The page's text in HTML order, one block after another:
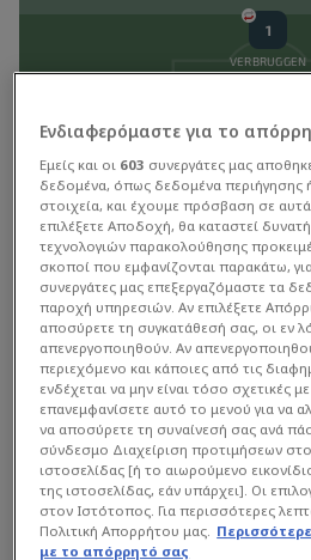
Dostonbek Khamdamov
Γκολ ( 1 : 0 )
1
VERBRUGGEN
Διευθυντής
Ronald Koeman
Αναπληρωματικοί
19
65'
Brian Brobbey
Επιθετικός
23
67'
Mark Flekken
Τερματοφύλακας
16
87'
Guus Til
Μέσος
Στατιστικά Διοργάνωσης
Υπηρεσία μη
Η υπηρεσία δεν είναι διαθέσιμη.
Ενδιαφερόμαστε για το
Εμείς και οι 603 συνεργάτες μας
δεδομένα, όπως δεδομένα περιήγησης
στοιχεία, και έχουμε πρόσβαση σε
επιλέξετε Αποδοχή, θα καταστεί
τεχνολογιών παρακολούθησης
σκοποί που εμφανίζονται παρακάτω,
συνεργάτες μας επεξεργαζόμαστε τα
παροχή υπηρεσιών. Αν επιλέξετε
αποσύρετε τη συγκατάθεσή σας, οι εν
απενεργοποιηθούν. Αν
περιεχόμενο και κάποιες από τις
ενδέχεται να μην είναι τόσο σχετικές
επανεμφανίσετε αυτό το μενού για να
να αποσύρετε τη συναίνεσή σας ανά
σύνδεσμο Διαχείριση προτιμήσεων
ιστοσελίδας [ή το αιωρούμενο
της ιστοσελίδας, εάν υπάρχει]. Οι
στον Ιστότοπος. Για περισσότερες
Πολιτική Απορρήτου μας.
με το απόρρητό σας